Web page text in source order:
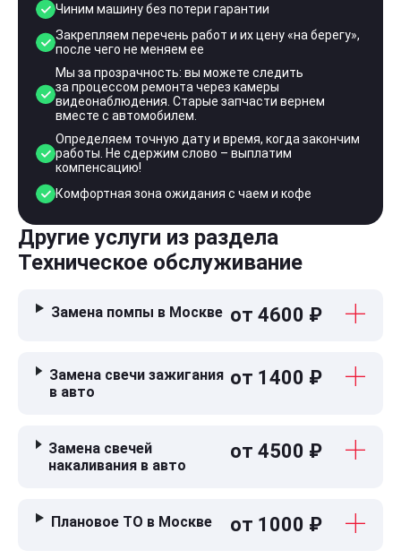
Чиним машину без потери гарантии
Закрепляем перечень работ и их цену «на берегу»,
после чего не меняем ее
Мы за прозрачность: вы можете следить
за процессом ремонта через камеры
видеонаблюдения. Старые запчасти вернем
вместе с автомобилем.
Определяем точную дату и время, когда закончим
работы. Не сдержим слово – выплатим
компенсацию!
Комфортная зона ожидания с чаем и кофе
Другие услуги из раздела
Техническое обслуживание
Замена помпы в Москве от 4600 ₽
Замена свечи зажигания
в авто
от 1400 ₽
Замена свечей
накаливания в авто
от 4500 ₽
Плановое ТО в Москве от 1000 ₽